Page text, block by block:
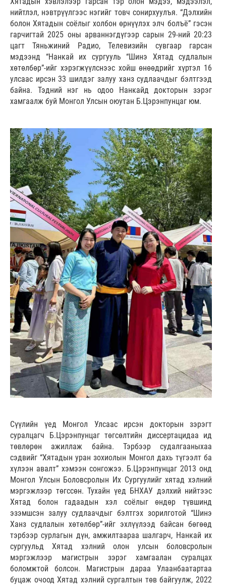
нийтлэл, нэвтрүүлгээс нэгийг товч сонирхуулъя. “Дэлхийн
болон Хятадын соёлыг холбон өрнүүлэх элч болъё” гэсэн
гарчигтай 2025 оны арваннэгдүгээр сарын 29-ний 20:23
цагт Тяньжиний Радио, Телевизийн сувгаар гарсан
мэдээнд “Нанкай их сургууль “Шинэ Хятад судлалын
хөтөлбөр”-ийг хэрэгжүүлснээс хойш өнөөдрийг хүртэл 16
улсаас ирсэн 33 шилдэг залуу ханз судлаачдыг бэлтгээд
байна. Тэдний нэг нь одоо Нанкайд докторын зэрэг
хамгаалж буй Монгол Улсын оюутан Б.Цэрэнпунцаг юм.
Сүүлийн үед Монгол Улсаас ирсэн докторын зэрэгт
суралцагч Б.Цэрэнпунцаг төгсөлтийн диссертацидаа ид
төвлөрөн ажиллаж байна. Тэрбээр судалгааныхаа
сэдвийг “Хятадын уран зохиолын Монгол дахь түгээлт ба
хүлээн авалт” хэмээн сонгожээ. Б.Цэрэнпунцаг 2013 онд
Монгол Улсын Боловсролын Их Сургуулийг хятад хэлний
мэргэжлээр төгссөн. Тухайн үед БНХАУ дэлхий нийтээс
Хятад болон гадаадын хэл соёлыг өндөр түвшинд
эзэмшсэн залуу судлаачдыг бэлтгэх зорилготой “Шинэ
Ханз судлалын хөтөлбөр”-ийг эхлүүлээд байсан бөгөөд
тэрбээр сурлагын дүн, амжилтаараа шалгарч, Нанкай их
сургуульд Хятад хэлний олон улсын боловсролын
мэргэжлээр магистрын зэрэг хамгаалан суралцах
боломжтой болсон. Магистрын дараа Улаанбаатартаа
буцаж очоод Хятад хэлний сургалтын төв байгуулж, 2022